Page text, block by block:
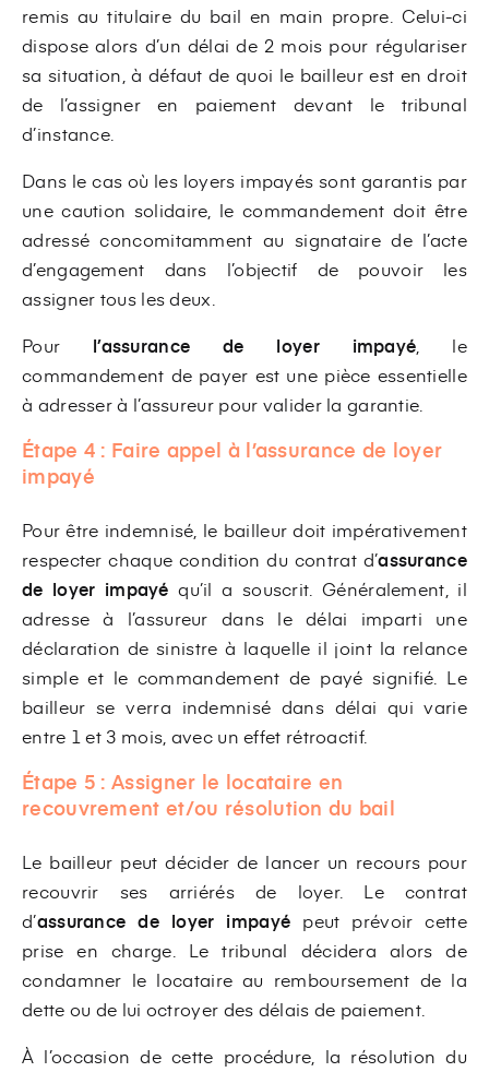
remis au titulaire du bail en main propre. Celui-ci
dispose alors d’un délai de 2 mois pour régulariser
sa situation, à défaut de quoi le bailleur est en droit
de l’assigner en paiement devant le tribunal
d’instance.
Dans le cas où les loyers impayés sont garantis par
une caution solidaire, le commandement doit être
adressé concomitamment au signataire de l’acte
d’engagement dans l’objectif de pouvoir les
assigner tous les deux.
Pour
l’assurance de loyer impayé , le
commandement de payer est une pièce essentielle
à adresser à l’assureur pour valider la garantie.
Étape 4 : Faire appel à l’assurance de loyer
impayé
Pour être indemnisé, le bailleur doit impérativement
respecter chaque condition du contrat d’assurance
de loyer impayé qu’il a souscrit. Généralement, il
adresse à l’assureur dans le délai imparti une
déclaration de sinistre à laquelle il joint la relance
simple et le commandement de payé signifié. Le
bailleur se verra indemnisé dans délai qui varie
entre 1 et 3 mois, avec un effet rétroactif.
Étape 5 : Assigner le locataire en
recouvrement et/ou résolution du bail
Le bailleur peut décider de lancer un recours pour
recouvrir ses arriérés de loyer. Le contrat
d’assurance de loyer impayé peut prévoir cette
prise en charge. Le tribunal décidera alors de
condamner le locataire au remboursement de la
dette ou de lui octroyer des délais de paiement.
À l’occasion de cette procédure, la résolution du